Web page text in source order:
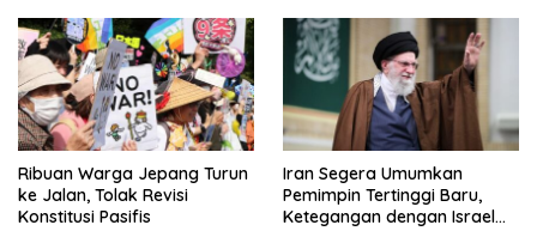
Ribuan Warga Jepang Turun
ke Jalan, Tolak Revisi
Konstitusi Pasifis
Iran Segera Umumkan
Pemimpin Tertinggi Baru,
Ketegangan dengan Israel